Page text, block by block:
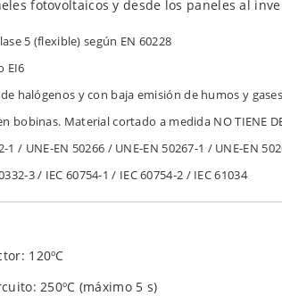
fotovoltaicos y desde los paneles al
5 (flexible) según EN 60228
EI6
halógenos y con baja emisión de humos y
bobinas. Material cortado a medida NO TIENE
1 / UNE-EN 50266 / UNE-EN 50267-1 / UNE-EN
3 / IEC 60754-1 / IEC 60754-2 / IEC 61034
120ºC
250ºC (máximo 5 s)